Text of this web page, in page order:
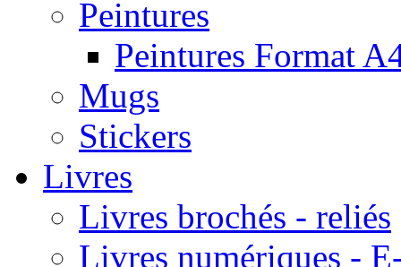
Peintures
Peintures Format
Mugs
Stickers
Livres
Livres brochés - reliés
Livres numériques -